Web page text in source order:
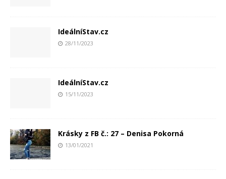
IdeálníStav.cz
28/11/2023
IdeálníStav.cz
15/11/2023
Krásky z FB č.: 27 – Denisa Pokorná
13/01/2021